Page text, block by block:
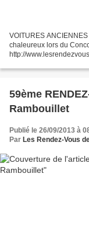
VOITURES
chaleureux lors du
http://
59ème
Rambouillet
Publié le 26/09/2013 à
Par Les Rendez-Vous